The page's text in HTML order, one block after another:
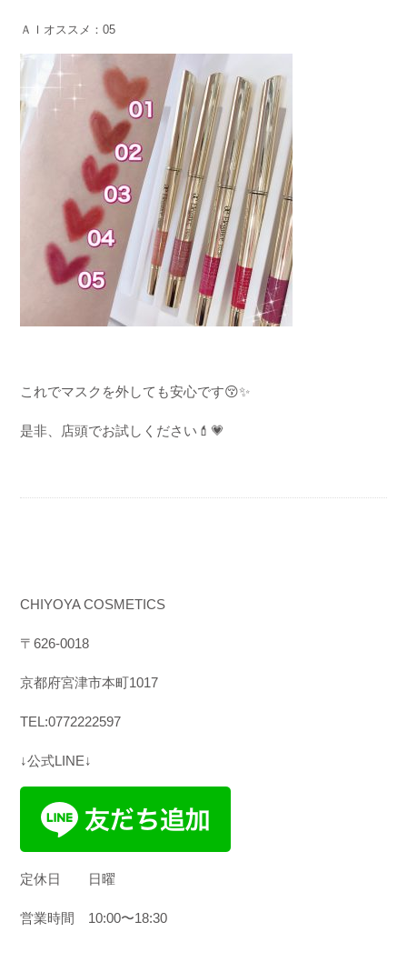
ＡＩオススメ：05
これでマスクを外しても安心です😚✨
是非、店頭でお試しください 💄💗
CHIYOYA COSMETICS
〒 626-0018
京都府宮津市本町1017
TEL:0772222597
↓公式LINE↓
定休日 日曜
営業時間 10:00〜18:30